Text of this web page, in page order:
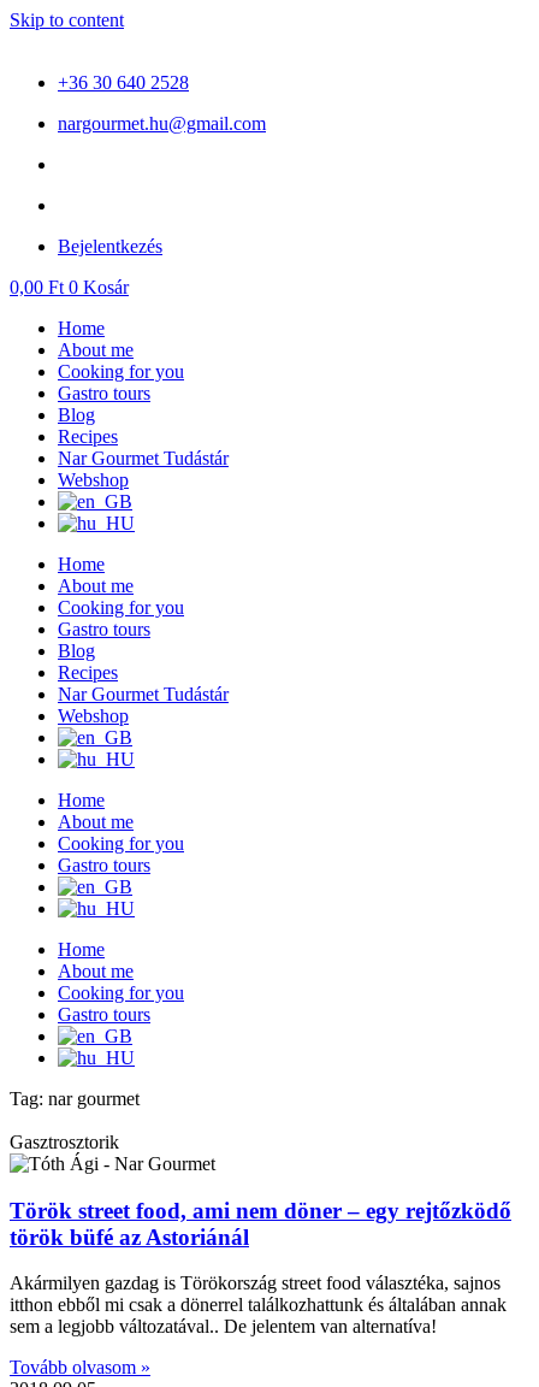
Skip to content
+36 30 640 2528
nargourmet.hu@gmail.com
Bejelentkezés
0,00 Ft 0 Kosár
Home
About me
Cooking for you
Gastro tours
Blog
Recipes
Nar Gourmet Tudástár
Webshop
Home
About me
Cooking for you
Gastro tours
Blog
Recipes
Nar Gourmet Tudástár
Webshop
Home
About me
Cooking for you
Gastro tours
Home
About me
Cooking for you
Gastro tours
Tag: nar gourmet
Gasztrosztorik
Török street food, ami nem döner – egy rejtőzködő
török büfé az Astoriánál
Akármilyen gazdag is Törökország street food választéka, sajnos
itthon ebből mi csak a dönerrel találkozhattunk és általában annak
sem a legjobb változatával.. De jelentem van alternatíva!
Tovább olvasom »